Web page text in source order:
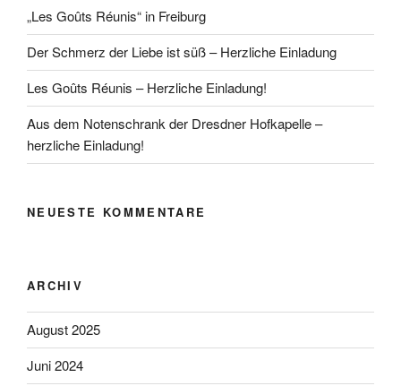
„Les Goûts Réunis“ in Freiburg
Der Schmerz der Liebe ist süß – Herzliche Einladung
Les Goûts Réunis – Herzliche Einladung!
Aus dem Notenschrank der Dresdner Hofkapelle –
herzliche Einladung!
NEUESTE KOMMENTARE
ARCHIV
August 2025
Juni 2024